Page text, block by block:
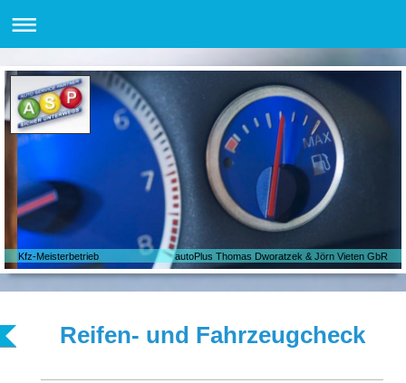
Kfz-Meisterbetrieb autoPlus Thomas Dworatzek & Jörn Vieten GbR
Reifen- und Fahrzeugcheck